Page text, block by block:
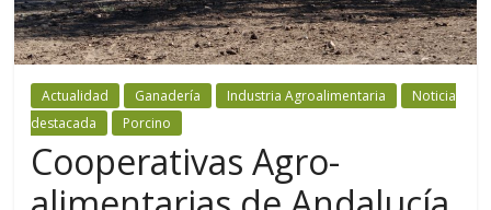
Actualidad Ganadería Industria Agroalimentaria
Noticia
destacada
Porcino
Cooperativas Agro-